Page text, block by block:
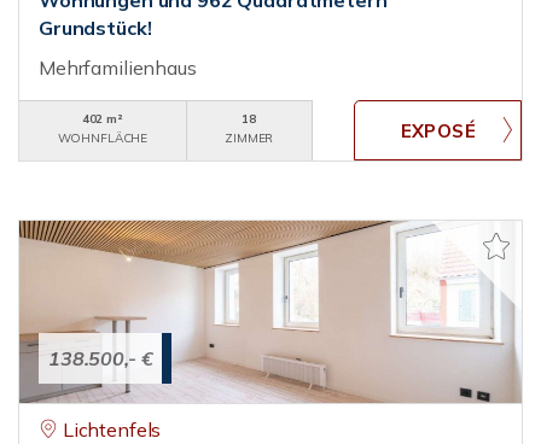
Grundstück!
Mehrfamilienhaus
402 m²
WOHNFLÄCHE
18
ZIMMER
138.500,- €
Lichtenfels